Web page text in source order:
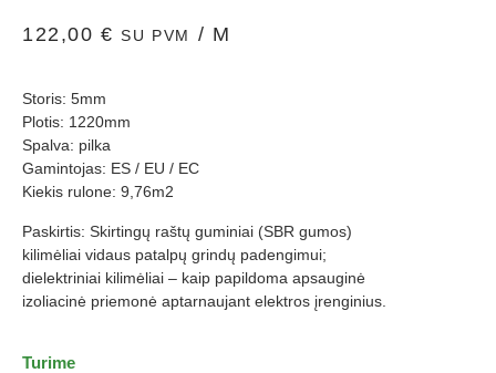
122,00€ SU PVM / M
Storis: 5mm
Plotis: 1220mm
Spalva: pilka
Gamintojas: ES / EU / ЕС
Kiekis rulone: 9,76m2
Paskirtis: Skirtingų raštų guminiai (SBR gumos)
kilimėliai vidaus patalpų grindų padengimui;
dielektriniai kilimėliai – kaip papildoma apsauginė
izoliacinė priemonė aptarnaujant elektros įrenginius.
Turime